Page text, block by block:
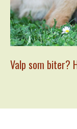
Valp som biter?